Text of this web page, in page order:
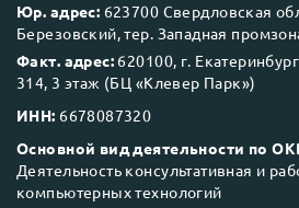
Next Business Day (NBD)
Юр. адрес: 623700 Свердловская
Березовский, тер. Западная
Факт. адрес: 620100, г.
314, 3 этаж (БЦ «Клевер Парк»)
ИНН: 6678087320
Основной вид деятельности по
Деятельность консультативная и
компьютерных технологий